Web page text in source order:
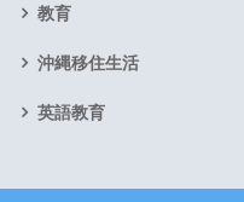
教育
沖縄移住生活
英語教育